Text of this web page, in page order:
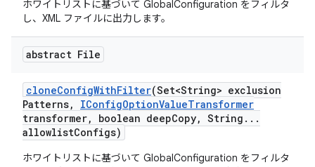
ホワイトリストに基づいて GlobalConfiguration をフィルタ
し、XML ファイルに出力します。
abstract File
cloneConfigWithFilter(Set<String> exclusion
Patterns, IConfigOptionValueTransformer
transformer, boolean deepCopy, String . . .
allowlistConfigs)
ホワイトリストに基づいて GlobalConfiguration をフィルタ